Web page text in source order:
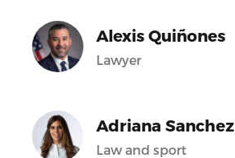
Alexis Quiñones
Lawyer
Adriana Sanchez
Law and sport